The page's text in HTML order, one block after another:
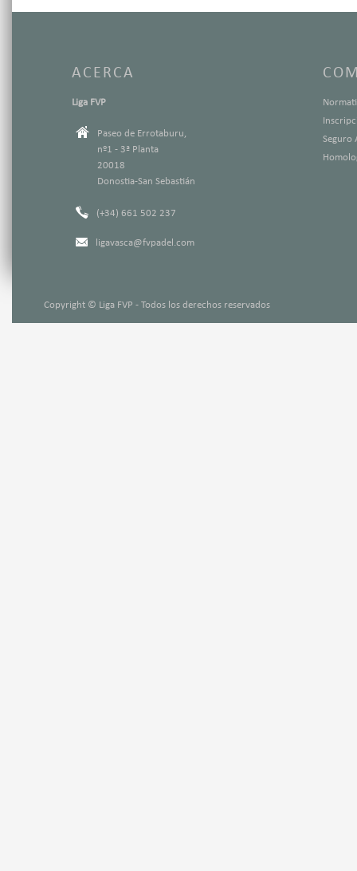
ACERCA
Liga FVP
Paseo de Errotaburu,
nº1 - 3ª Planta
20018
Donostia-San Sebastián
(+34) 661 502 237
ligavasca@fvpadel.com
Seguro
Copyright © Liga FVP - Todos los derechos reservados